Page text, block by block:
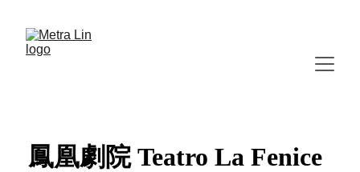
鳳凰劇院 Teatro La Fenice